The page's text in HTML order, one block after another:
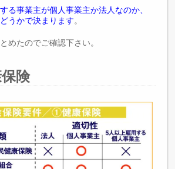
る事業主が個人事業主か法人なのか、
うかで決まります。
めたのでご確認下さい。
保険